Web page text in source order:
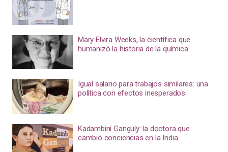
Mary Elvira Weeks, la científica que
humanizó la historia de la química
Igual salario para trabajos similares: una
política con efectos inesperados
Kadambini Ganguly: la doctora que
cambió conciencias en la India